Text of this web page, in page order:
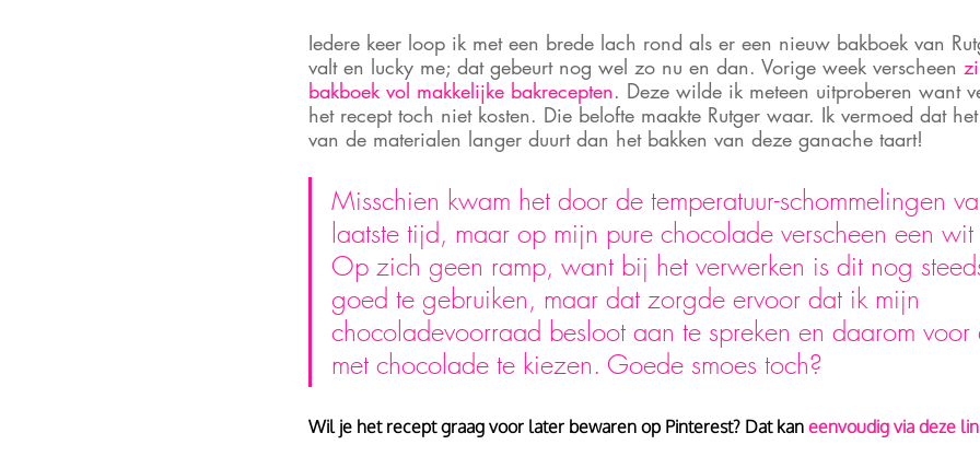
Iedere keer loop ik met een brede lach rond als er een nieuw bakboek van
valt en lucky me; dat gebeurt nog wel zo nu en dan. Vorige week verscheen
bakboek vol makkelijke bakrecepten. Deze wilde ik meteen uitproberen want
het recept toch niet kosten. Die belofte maakte Rutger waar. Ik vermoed dat
van de materialen langer duurt dan het bakken van deze ganache taart!
Misschien kwam het door de temperatuur-schommelingen
laatste tijd, maar op mijn pure chocolade verscheen een
Op zich geen ramp, want bij het verwerken is dit nog
goed te gebruiken, maar dat zorgde ervoor dat ik mijn
chocoladevoorraad besloot aan te spreken en daarom
met chocolade te kiezen. Goede smoes toch?
Wil je het recept graag voor later bewaren op Pinterest? Dat kan eenvoudig via deze